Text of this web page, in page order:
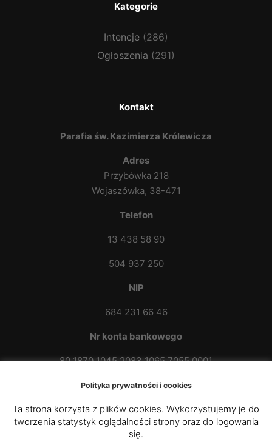
Kategorie
Intencje (286)
Ogłoszenia (291)
Kontakt
Parafia św. Kazimierza Królewicza
Adres
Przybówka 218
Wojaszówka, 38-471
Telefon
13 438 58 90
504 937 250
NIP
684 231 66 46
Nr konta bankowego
80 1870 1045 2083 1065 7055 0001
Polityka prywatności i cookies
Ta strona korzysta z plików cookies. Wykorzystujemy je do
tworzenia statystyk oglądalności strony oraz do logowania
się.